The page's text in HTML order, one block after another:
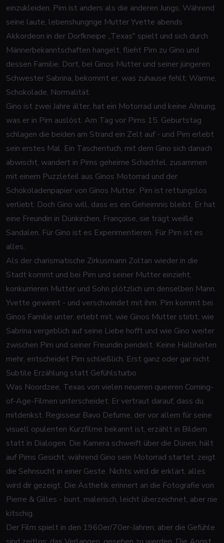
einzukleiden. Pim ist anders als die anderen Jungs. Während
seine laute, lebenshungrige Mutter Yvette abends
Akkordeon in der Dorfkneipe „Texas" spielt und sich durch
Männerbekanntschaften hangelt, flieht Pim zu Gino und
dessen Familie. Dort, bei Ginos Mutter und seiner jüngeren
Schwester Sabrina, bekommt er, was zuhause fehlt: Wärme,
Schokolade, Normalität.
Gino ist zwei Jahre älter, hat ein Motorrad und keine Ahnung,
was er in Pim auslöst. Am Tag vor Pims 15. Geburtstag
schlagen die beiden am Strand ein Zelt auf - und Pim erlebt
sein erstes Mal. Ein Taschentuch, mit dem Gino sich danach
abwischt, wandert in Pims geheime Schachtel, zusammen
mit einem Puzzleteil aus Ginos Motorrad und der
Schokoladenpapier von Ginos Mutter. Pim ist rettungslos
verliebt. Doch Gino will, dass es ein Geheimnis bleibt. Er hat
eine Freundin in Dünkirchen, Françoise, sie trägt weiße
Sandalen. Für Gino ist es Experimentieren. Für Pim ist es
alles.
Als der charismatische Zirkusmann Zoltan wieder in die
Stadt kommt und bei Pim und seiner Mutter einzieht,
konkurrieren Mutter und Sohn plötzlich um denselben Mann.
Yvette gewinnt - und verschwindet mit ihm. Pim kommt bei
Ginos Familie unter, erlebt mit, wie Ginos Mutter stirbt, wie
Sabrina vergeblich auf seine Liebe hofft und wie Gino weiter
zwischen Pim und seiner Freundin pendelt. Keine Halbheiten
mehr, entscheidet Pim schließlich. Erst ganz oder gar nicht.
Subtile Erzählung statt Gefühlsturbo
Was Noordzee, Texas von vielen neueren queeren Coming-
of-Age-Filmen unterscheidet: Er vertraut darauf, dass du
mitdenkst. Regisseur Bavo Defurne, der vor allem für seine
visuell opulenten Kurzfilme bekannt ist, erzählt in Bildern
statt in Dialogen. Die Kamera schweift über die Dünen, hält
auf Pims Gesicht, während Gino sein Motorrad startet, zeigt
die Sehnsucht in einer Geste. Nichts wird dir erklärt, alles
wird dir gezeigt. Die Ästhetik erinnert an die Fotografie von
Pierre & Gilles - bunt, malerisch, leicht überzeichnet, aber nie
kitschig.
Der Film spielt in den 1960er/70er-Jahren, aber die Gefühle